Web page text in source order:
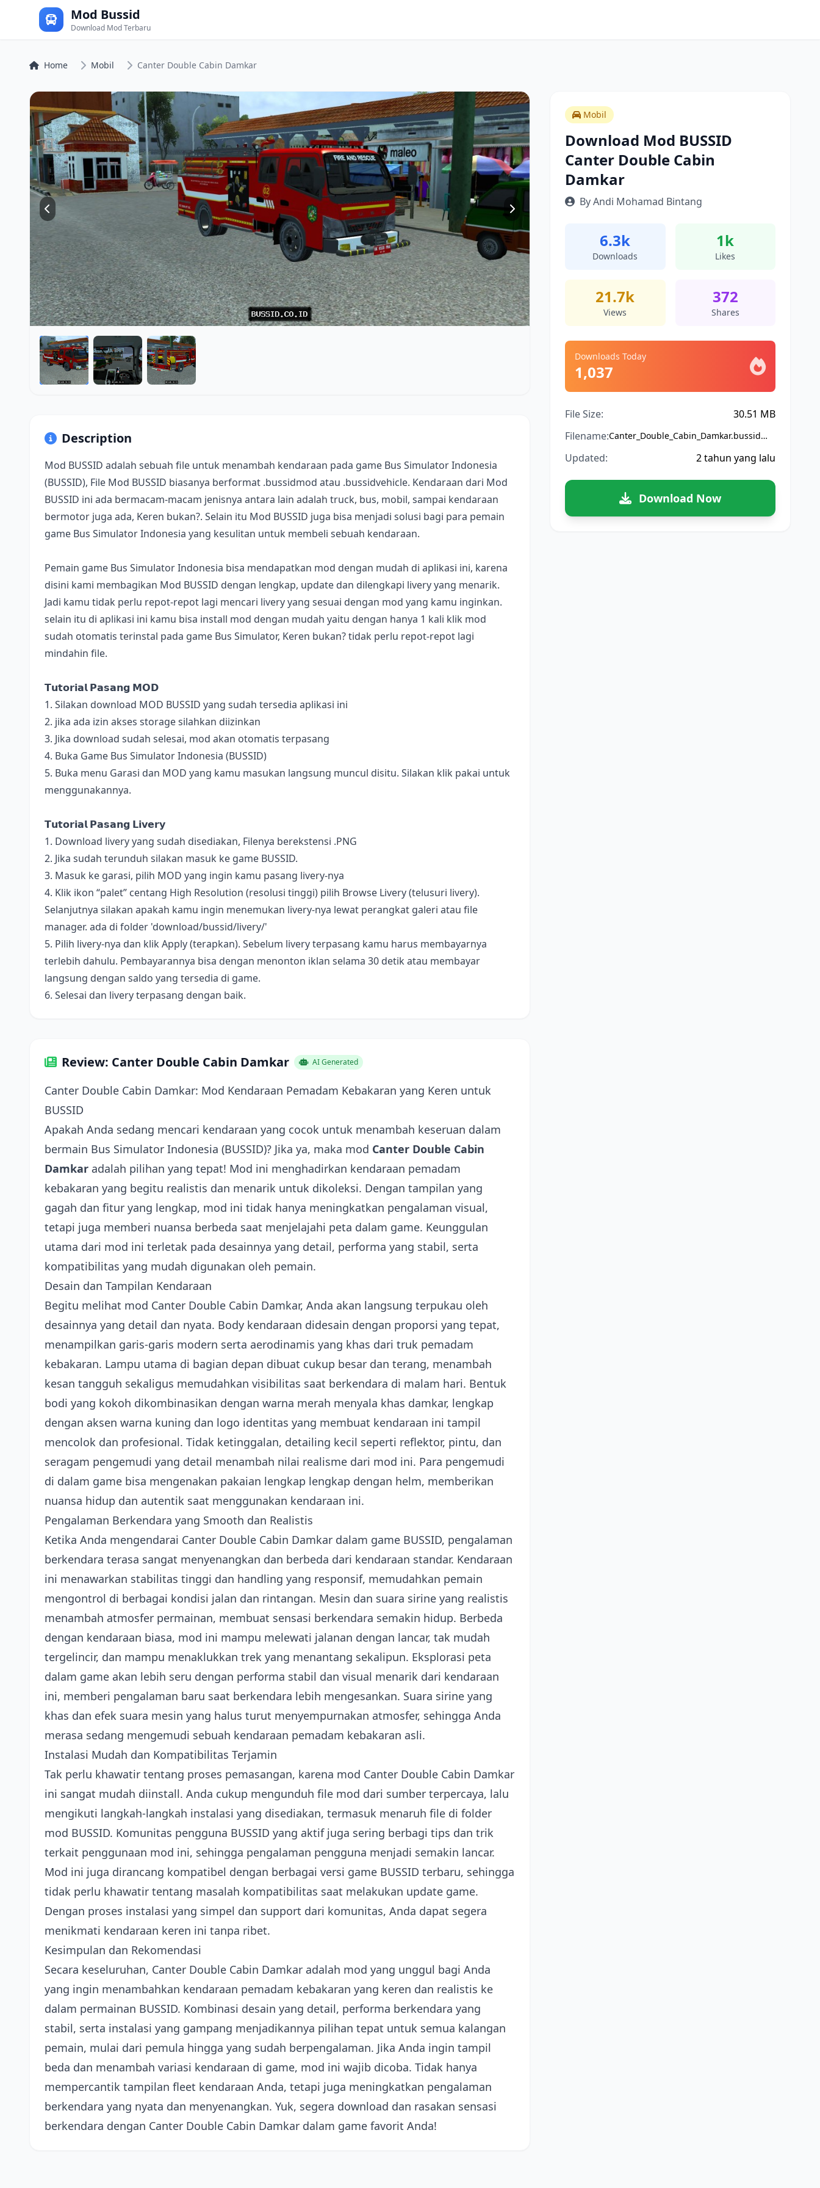
Mod Bussid
Download Mod Terbaru
Home Mobil Canter Double Cabin Damkar
Description
Mod BUSSID adalah sebuah file untuk menambah kendaraan pada game Bus Simulator Indonesia
(BUSSID), File Mod BUSSID biasanya berformat .bussidmod atau .bussidvehicle. Kendaraan dari Mod
BUSSID ini ada bermacam-macam jenisnya antara lain adalah truck, bus, mobil, sampai kendaraan
bermotor juga ada, Keren bukan?. Selain itu Mod BUSSID juga bisa menjadi solusi bagi para pemain
game Bus Simulator Indonesia yang kesulitan untuk membeli sebuah kendaraan.
Pemain game Bus Simulator Indonesia bisa mendapatkan mod dengan mudah di aplikasi ini, karena
disini kami membagikan Mod BUSSID dengan lengkap, update dan dilengkapi livery yang menarik.
Jadi kamu tidak perlu repot-repot lagi mencari livery yang sesuai dengan mod yang kamu inginkan.
selain itu di aplikasi ini kamu bisa install mod dengan mudah yaitu dengan hanya 1 kali klik mod
sudah otomatis terinstal pada game Bus Simulator, Keren bukan? tidak perlu repot-repot lagi
mindahin file.
𝗧𝘂𝘁𝗼𝗿𝗶𝗮𝗹 𝗣𝗮𝘀𝗮𝗻𝗴 𝗠𝗢𝗗
1. Silakan download MOD BUSSID yang sudah tersedia aplikasi ini
2. jika ada izin akses storage silahkan diizinkan
3. Jika download sudah selesai, mod akan otomatis terpasang
4. Buka Game Bus Simulator Indonesia (BUSSID)
5. Buka menu Garasi dan MOD yang kamu masukan langsung muncul disitu. Silakan klik pakai untuk
menggunakannya.
𝗧𝘂𝘁𝗼𝗿𝗶𝗮𝗹 𝗣𝗮𝘀𝗮𝗻𝗴 𝗟𝗶𝘃𝗲𝗿𝘆
1. Download livery yang sudah disediakan, Filenya berekstensi .PNG
2. Jika sudah terunduh silakan masuk ke game BUSSID.
3. Masuk ke garasi, pilih MOD yang ingin kamu pasang livery-nya
4. Klik ikon “palet” centang High Resolution (resolusi tinggi) pilih Browse Livery (telusuri livery).
Selanjutnya silakan apakah kamu ingin menemukan livery-nya lewat perangkat galeri atau file
manager. ada di folder 'download/bussid/livery/'
5. Pilih livery-nya dan klik Apply (terapkan). Sebelum livery terpasang kamu harus membayarnya
terlebih dahulu. Pembayarannya bisa dengan menonton iklan selama 30 detik atau membayar
langsung dengan saldo yang tersedia di game.
6. Selesai dan livery terpasang dengan baik.
Review: Canter Double Cabin Damkar AI Generated
Canter Double Cabin Damkar: Mod Kendaraan Pemadam Kebakaran yang Keren untuk
BUSSID
Apakah Anda sedang mencari kendaraan yang cocok untuk menambah keseruan dalam
bermain Bus Simulator Indonesia (BUSSID)? Jika ya, maka mod Canter Double Cabin
Damkar adalah pilihan yang tepat! Mod ini menghadirkan kendaraan pemadam
kebakaran yang begitu realistis dan menarik untuk dikoleksi. Dengan tampilan yang
gagah dan fitur yang lengkap, mod ini tidak hanya meningkatkan pengalaman visual,
tetapi juga memberi nuansa berbeda saat menjelajahi peta dalam game. Keunggulan
utama dari mod ini terletak pada desainnya yang detail, performa yang stabil, serta
kompatibilitas yang mudah digunakan oleh pemain.
Desain dan Tampilan Kendaraan
Begitu melihat mod Canter Double Cabin Damkar, Anda akan langsung terpukau oleh
desainnya yang detail dan nyata. Body kendaraan didesain dengan proporsi yang tepat,
menampilkan garis-garis modern serta aerodinamis yang khas dari truk pemadam
kebakaran. Lampu utama di bagian depan dibuat cukup besar dan terang, menambah
kesan tangguh sekaligus memudahkan visibilitas saat berkendara di malam hari. Bentuk
bodi yang kokoh dikombinasikan dengan warna merah menyala khas damkar, lengkap
dengan aksen warna kuning dan logo identitas yang membuat kendaraan ini tampil
mencolok dan profesional. Tidak ketinggalan, detailing kecil seperti reflektor, pintu, dan
seragam pengemudi yang detail menambah nilai realisme dari mod ini. Para pengemudi
di dalam game bisa mengenakan pakaian lengkap lengkap dengan helm, memberikan
nuansa hidup dan autentik saat menggunakan kendaraan ini.
Pengalaman Berkendara yang Smooth dan Realistis
Ketika Anda mengendarai Canter Double Cabin Damkar dalam game BUSSID, pengalaman
berkendara terasa sangat menyenangkan dan berbeda dari kendaraan standar. Kendaraan
ini menawarkan stabilitas tinggi dan handling yang responsif, memudahkan pemain
mengontrol di berbagai kondisi jalan dan rintangan. Mesin dan suara sirine yang realistis
menambah atmosfer permainan, membuat sensasi berkendara semakin hidup. Berbeda
dengan kendaraan biasa, mod ini mampu melewati jalanan dengan lancar, tak mudah
tergelincir, dan mampu menaklukkan trek yang menantang sekalipun. Eksplorasi peta
dalam game akan lebih seru dengan performa stabil dan visual menarik dari kendaraan
ini, memberi pengalaman baru saat berkendara lebih mengesankan. Suara sirine yang
khas dan efek suara mesin yang halus turut menyempurnakan atmosfer, sehingga Anda
merasa sedang mengemudi sebuah kendaraan pemadam kebakaran asli.
Instalasi Mudah dan Kompatibilitas Terjamin
Tak perlu khawatir tentang proses pemasangan, karena mod Canter Double Cabin Damkar
ini sangat mudah diinstall. Anda cukup mengunduh file mod dari sumber terpercaya, lalu
mengikuti langkah-langkah instalasi yang disediakan, termasuk menaruh file di folder
mod BUSSID. Komunitas pengguna BUSSID yang aktif juga sering berbagi tips dan trik
terkait penggunaan mod ini, sehingga pengalaman pengguna menjadi semakin lancar.
Mod ini juga dirancang kompatibel dengan berbagai versi game BUSSID terbaru, sehingga
tidak perlu khawatir tentang masalah kompatibilitas saat melakukan update game.
Dengan proses instalasi yang simpel dan support dari komunitas, Anda dapat segera
menikmati kendaraan keren ini tanpa ribet.
Kesimpulan dan Rekomendasi
Secara keseluruhan, Canter Double Cabin Damkar adalah mod yang unggul bagi Anda
yang ingin menambahkan kendaraan pemadam kebakaran yang keren dan realistis ke
dalam permainan BUSSID. Kombinasi desain yang detail, performa berkendara yang
stabil, serta instalasi yang gampang menjadikannya pilihan tepat untuk semua kalangan
pemain, mulai dari pemula hingga yang sudah berpengalaman. Jika Anda ingin tampil
beda dan menambah variasi kendaraan di game, mod ini wajib dicoba. Tidak hanya
mempercantik tampilan fleet kendaraan Anda, tetapi juga meningkatkan pengalaman
berkendara yang nyata dan menyenangkan. Yuk, segera download dan rasakan sensasi
berkendara dengan Canter Double Cabin Damkar dalam game favorit Anda!
Mobil
Download Mod BUSSID
Canter Double Cabin
Damkar
By Andi Mohamad Bintang
6.3k
Downloads
1k
Likes
21.7k
Views
372
Shares
Downloads Today
1,037
File Size:
30.51 MB
Filename:
Canter_Double_Cabin_Damkar.bussidmod
Updated: 2 tahun yang lalu
Download Now